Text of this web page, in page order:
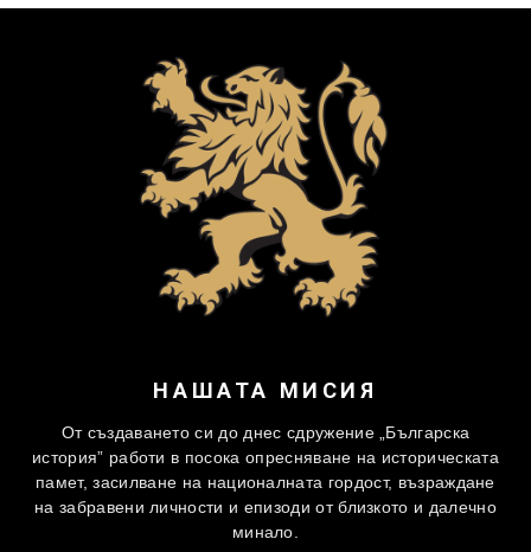
НАШАТА МИСИЯ
От създаването си до днес сдружение „Българска
история” работи в посока опресняване на историческата
памет, засилване на националната гордост, възраждане
на забравени личности и епизоди от близкото и далечно
минало.